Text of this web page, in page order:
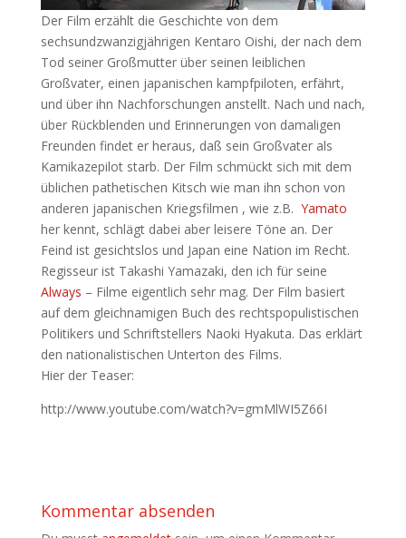
Der Film erzählt die Geschichte von dem
sechsundzwanzigjährigen Kentaro Oishi, der nach dem
Tod seiner Großmutter über seinen leiblichen
Großvater, einen japanischen kampfpiloten, erfährt,
und über ihn Nachforschungen anstellt. Nach und nach,
über Rückblenden und Erinnerungen von damaligen
Freunden findet er heraus, daß sein Großvater als
Kamikazepilot starb. Der Film schmückt sich mit dem
üblichen pathetischen Kitsch wie man ihn schon von
anderen japanischen Kriegsfilmen , wie z.B. Yamato
her kennt, schlägt dabei aber leisere Töne an. Der
Feind ist gesichtslos und Japan eine Nation im Recht.
Regisseur ist Takashi Yamazaki, den ich für seine
Always – Filme eigentlich sehr mag. Der Film basiert
auf dem gleichnamigen Buch des rechtspopulistischen
Politikers und Schriftstellers Naoki Hyakuta. Das erklärt
den nationalistischen Unterton des Films.
Hier der Teaser:
http://www.youtube.com/watch?v=gmMlWI5Z66I
Kommentar absenden